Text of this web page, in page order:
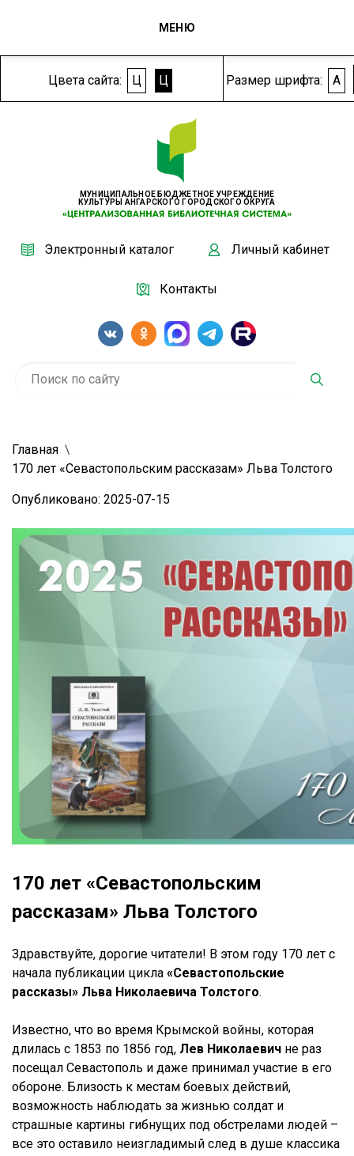
Цвета сайта: Ц Ц Размер шрифта: A
МУНИЦИПАЛЬНОЕ БЮДЖЕТНОЕ УЧРЕЖДЕНИЕ
КУЛЬТУРЫ АНГАРСКОГО ГОРОДСКОГО ОКРУГА
Электронный каталог Личный кабинет
Контакты
МЕНЮ
Главная
170 лет «Севастопольским рассказам» Льва Толстого
Опубликовано: 2025-07-15
170 лет «Севастопольским
рассказам» Льва Толстого
Здравствуйте, дорогие читатели! В этом году 170 лет с
начала публикации цикла «Севастопольские
рассказы» Льва Николаевича Толстого.
Известно, что во время Крымской войны, которая
длилась с 1853 по 1856 год, Лев Николаевич не раз
посещал Севастополь и даже принимал участие в его
обороне. Близость к местам боевых действий,
возможность наблюдать за жизнью солдат и
страшные картины гибнущих под обстрелами людей –
все это оставило неизгладимый след в душе классика